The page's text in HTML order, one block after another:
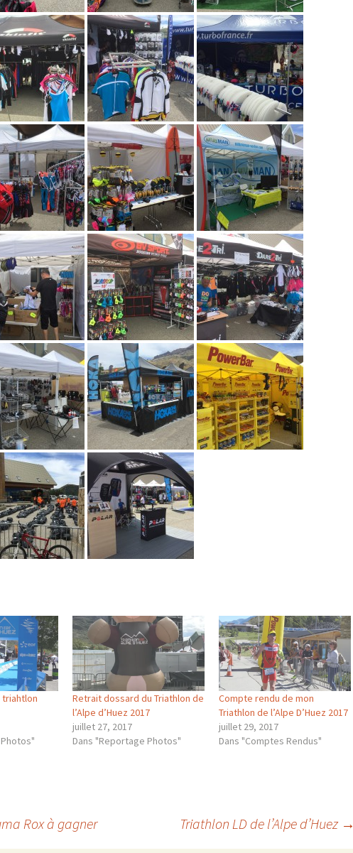
triahtlon
Retrait dossard du Triathlon de
l’Alpe d’Huez 2017
juillet 27, 2017
Dans "Reportage Photos"
Compte rendu de mon
Triathlon de l’Alpe D’Huez 2017
juillet 29, 2017
Dans "Comptes Rendus"
Rox à gagner Triathlon LD de l’Alpe d’Huez →